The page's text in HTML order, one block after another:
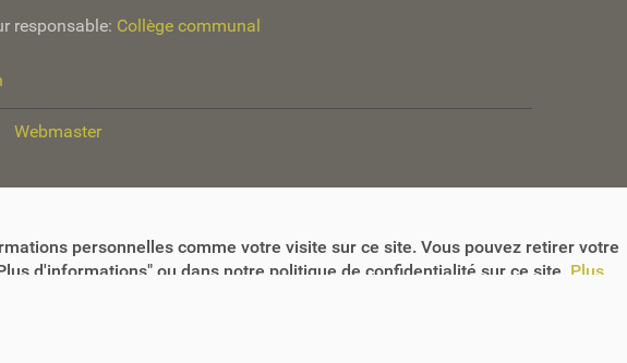
responsable: Collège communal
Webmaster
personnelles comme votre visite sur ce site. Vous pouvez retirer votre
d'informations" ou dans notre politique de confidentialité sur ce site. Plus